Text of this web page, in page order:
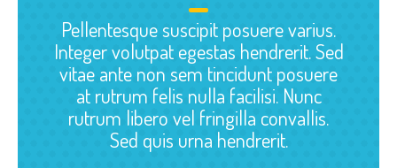
Pellentesque suscipit posuere varius.
Integer volutpat egestas hendrerit. Sed
vitae ante non sem tincidunt posuere
at rutrum felis nulla facilisi. Nunc
rutrum libero vel fringilla convallis.
Sed quis urna hendrerit.